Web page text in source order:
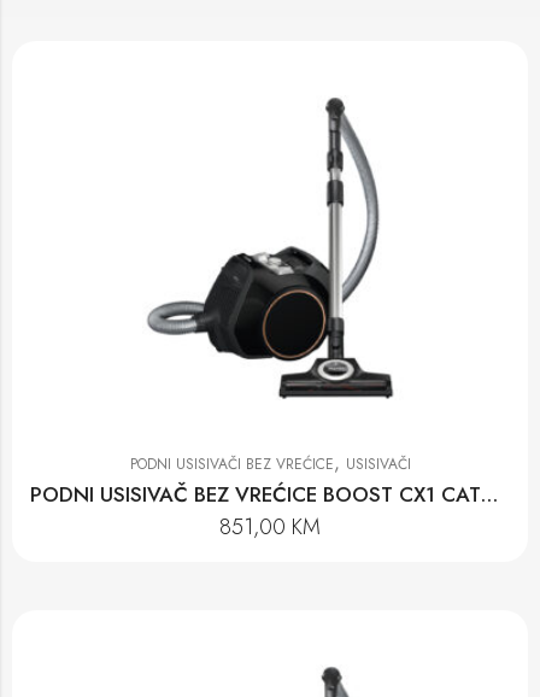
PODNI USISIVAČI BEZ VREĆICE, USISIVAČI
PODNI USISIVAČ BEZ VREĆICE BOOST CX1 CAT&DOG POWERLINE-SNCF0
851,00 KM